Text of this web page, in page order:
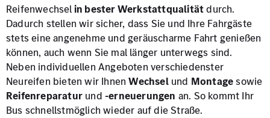
Reifenwechselin bester Werkstattqualitätdurch.
Dadurch stellen wir sicher, dass Sie und Ihre Fahrgäste
stets eine angenehme und geräuscharme Fahrt genießen
können, auch wenn Sie mal länger unterwegs sind.
Neben individuellen Angeboten verschiedenster
Neureifen bieten wir IhnenWechselund Montagesowie
Reifenreparatur und -erneuerungen an. So kommt Ihr
Bus schnellstmöglich wieder auf die Straße.